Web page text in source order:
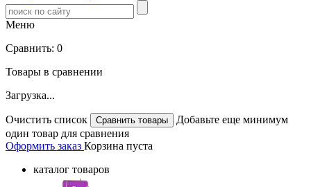
Меню
Сравнить: 0
Товары в сравнении
Загрузка...
Очистить список
Добавьте еще минимум
один товар для сравнения
Оформить заказ Корзина пуста
каталог товаров